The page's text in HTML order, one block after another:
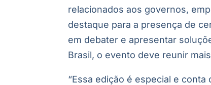
relacionados aos governos,
destaque para a presença de
em debater e apresentar
Brasil, o evento deve reunir
“Essa edição é especial e